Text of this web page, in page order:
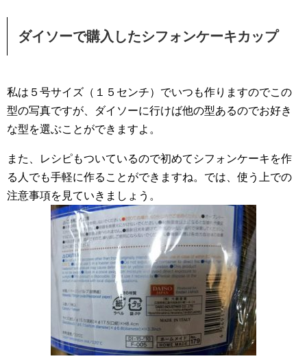
ダイソーで購入したシフォンケーキカップ
私は５号サイズ（１５センチ）でいつも作りますのでこの
型の写真ですが、ダイソーに行けば他の型あるのでお好き
な型を選ぶことができますよ。
また、レシピもついているので初めてシフォンケーキを作
る人でも手軽に作ることができますね。では、使う上での
注意事項を見ていきましょう。